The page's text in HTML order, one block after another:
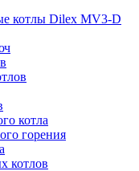
котлы Dilex MV3-D
котла
горения
котлов